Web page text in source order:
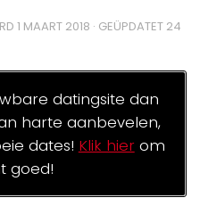
1 MAART 2018 · GEÜPDATET 24
datingsite dan
harte aanbevelen,
dates! Klik hierom
goed!